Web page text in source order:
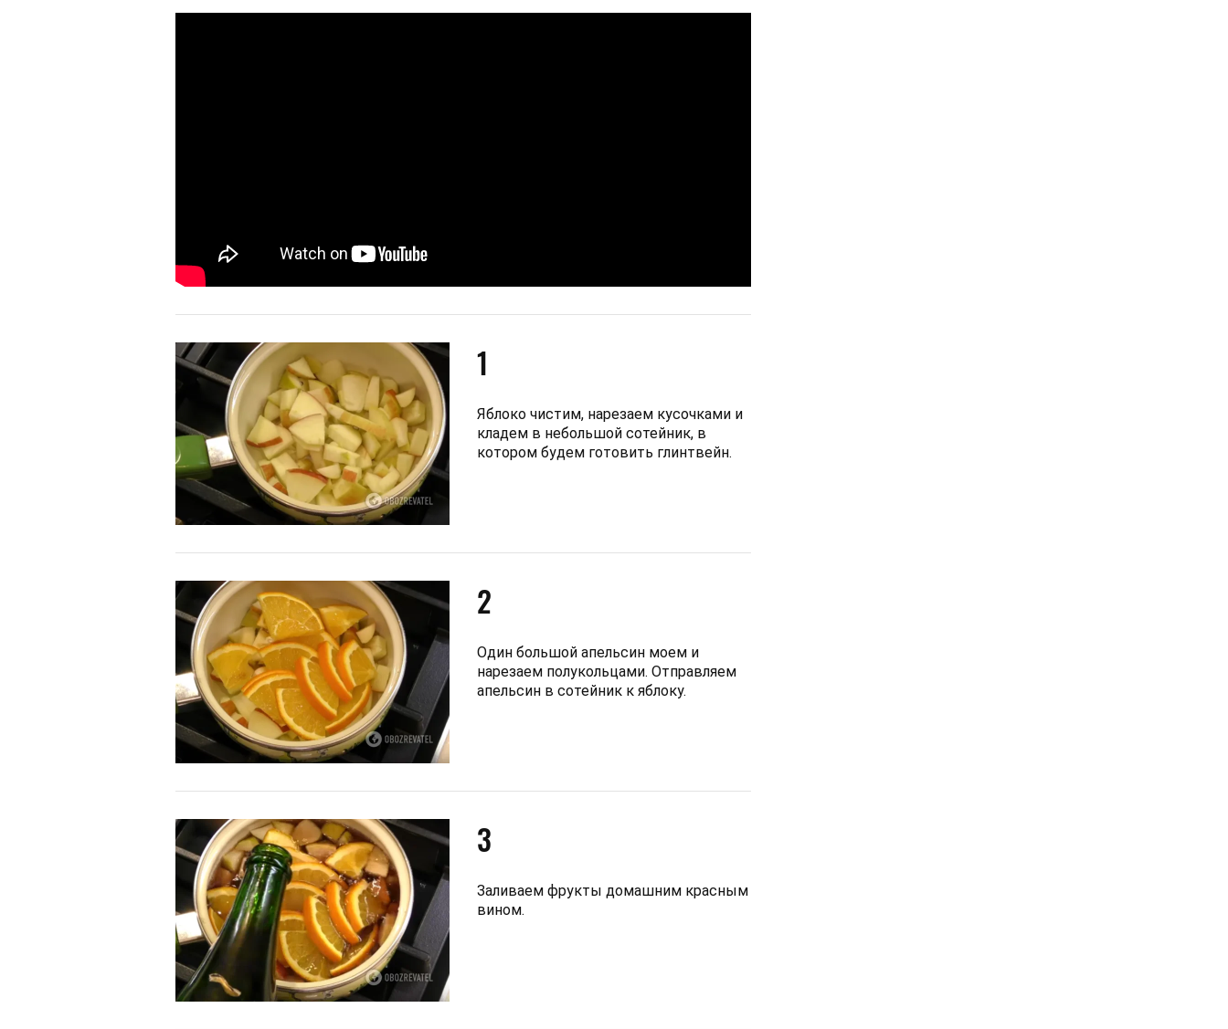
1
Яблоко чистим, нарезаем кусочками и
кладем в небольшой сотейник, в
котором будем готовить глинтвейн.
2
Один большой апельсин моем и
нарезаем полукольцами. Отправляем
апельсин в сотейник к яблоку.
3
Заливаем фрукты домашним красным
вином.